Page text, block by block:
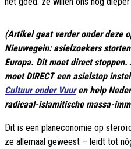
(Artikel gaat verder onder deze
Nieuwegein: asielzoekers
Europa. Dit moet direct
moet DIRECT een asielstop
Cultuur onder Vuuren help
radicaal-islamitische massa-
Dit is een planeconomie op
ze allemaal geweest – leidt tot